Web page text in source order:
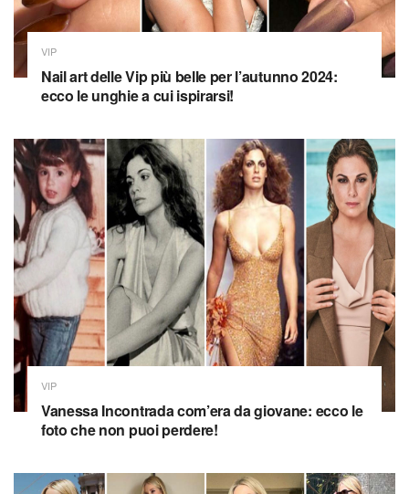
VIP
Nail art delle Vip più belle per l’autunno 2024:
ecco le unghie a cui ispirarsi!
VIP
Vanessa Incontrada com’era da giovane: ecco le
foto che non puoi perdere!